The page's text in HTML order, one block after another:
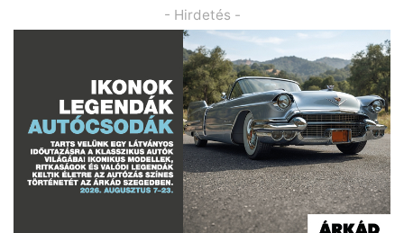
- Hirdetés -